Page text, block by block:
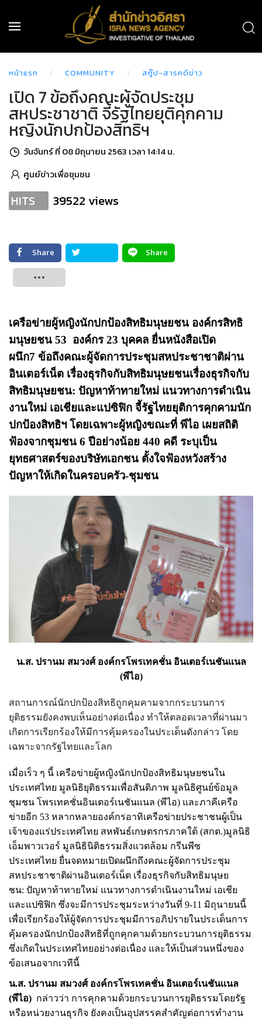
หน้าแรก COMMUNITY สกู๊ป-สารคดีข่าว
เปิด 7 ข้อถึงคณะผู้จัดประชุม
สหประชาชาติ จี้รัฐไทยยุติคุกคาม
หญิงนักปกป้องสิทธิฯ
วันจันทร์ ที่ 08 มิถุนายน 2563 เวลา 14:14 น.
ศูนย์ข่าวเพื่อชุมชน
HITS 39522 views
Share
Share
เครือข่ายผู้หญิงนักปกป้องสิทธิมนุษยชน องค์กรสิทธิ
มนุษยชน 53 องค์กร23 บุคคล ยื่นหนังสือเปิด
ผนึก7 ข้อถึงคณะผู้จัดการประชุมสหประชาชาติผ่าน
อินเตอร์เน็ต เรื่องธุรกิจกับสิทธิมนุษยชนเรื่องธุรกิจกับ
สิทธิมนุษยชน: ปัญหาท้าทายใหม่ แนวทางการดำเนิน
งานใหม่ เอเชียและแปซิฟิก จี้รัฐไทยยุติการคุกคามนัก
ปกป้องสิทธิฯ โดยเฉพาะผู้หญิงขณะที่ พีไอ เผยสถิติ
ฟ้องจากชุมชน 6 ปีอย่างน้อย 440 คดี ระบุเป็น
ยุทธศาสตร์ของบริษัทเอกชน ตั้งใจฟ้องหวังสร้าง
ปัญหาให้เกิดในครอบครัว-ชุมชน
น.ส. ปรานม สมวงศ์ องค์กรโพรเทคชั่น อินเตอร์เนชันเเนล
(พีไอ)
สถานการณ์นักปกป้องสิทธิถูกคุมคามจากกระบวนการ
ยุติธรรมยังคงพบเห็นอย่างต่อเนื่อง ทำให้ตลอดเวลาที่ผ่านมา
เกิดการเรียกร้องให้มีการคุ้มครองในประเด็นดังกล่าว โดย
เฉพาะจากรัฐไทยเเละโลก
เมื่อเร็ว ๆ นี้ เครือข่ายผู้หญิงนักปกป้องสิทธิมนุษยชนใน
ประเทศไทย มูลนิธิยุติธรรมเพื่อสันติภาพ มูลนิธิศูนย์ข้อมูล
ชุมชน โพรเทคชั่นอินเตอร์เนชันเเนล (พีไอ) และภาคีเครือ
ข่ายอีก 53 หลากหลายองค์กรอาทิเครือข่ายประชาชนผู้เป็น
เจ้าของแร่ประเทศไทย สหพันธ์เกษตรกรภาคใต้ (สกต.)มูลนิธิ
เอ็มพาวเวอร์ มูลนิธินิติธรรมสิ่งแวดล้อม กรีนพีซ
ประเทศไทย ยื่นจดหมายเปิดผนึกถึงคณะผู้จัดการประชุม
สหประชาชาติผ่านอินเตอร์เน็ต เรื่องธุรกิจกับสิทธิมนุษย
ชน: ปัญหาท้าทายใหม่ แนวทางการดำเนินงานใหม่ เอเชีย
และแปซิฟิก ซึ่งจะมีการประชุมระหว่างวันที่ 9-11 มิถุนายนนี้
เพื่อเรียกร้องให้ผู้จัดการประชุมมีการอภิปรายในประเด็นการ
คุ้มครองนักปกป้องสิทธิที่ถูกคุกคามด้วยกระบวนการยุติธรรม
ซึ่งเกิดในประเทศไทยอย่างต่อเนื่อง และให้เป็นส่วนหนึ่งของ
ข้อเสนอจากเวทีนี้
น.ส. ปรานม สมวงศ์ องค์กรโพรเทคชั่น อินเตอร์เนชันเเนล
(พีไอ) กล่าวว่า การคุกคามด้วยกระบวนการยุติธรรมโดยรัฐ
หรือหน่วยงานธุรกิจ ยังคงเป็นอุปสรรคสำคัญต่อการทำงาน